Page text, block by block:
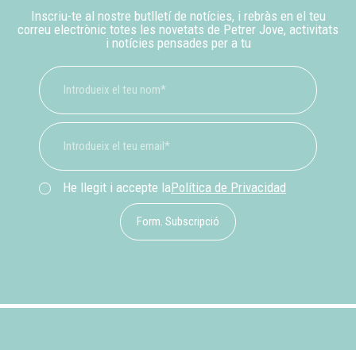
Inscriu-te al nostre butlletí de notícies, i rebràs en el teu
correu electrònic totes les novetats de Petrer Jove, activitats
i notícies pensades per a tu
He llegit i accepte laPolítica de Privacidad
Form. Subscripció